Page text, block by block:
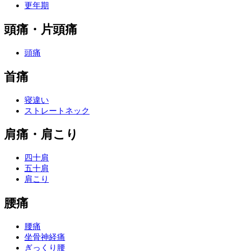
更年期
頭痛・片頭痛
頭痛
首痛
寝違い
ストレートネック
肩痛・肩こり
四十肩
五十肩
肩こり
腰痛
腰痛
坐骨神経痛
ぎっくり腰